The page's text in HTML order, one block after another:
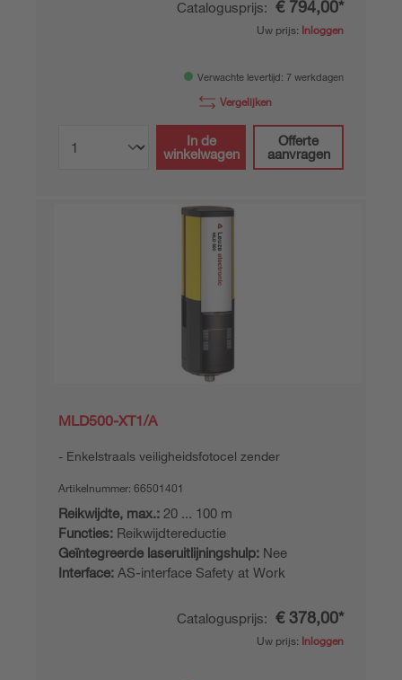
Catalogusprijs: € 794,00*
Uw prijs: Inloggen
Verwachte levertijd: 7 werkdagen
Vergelijken
In de
winkelwagen
Offerte
aanvragen
MLD500-XT1/A
Enkelstraals veiligheidsfotocel zender
Artikelnummer: 66501401
Reikwijdte, max.: 20 ... 100 m
Functies: Reikwijdtereductie
Geïntegreerde laseruitlijningshulp: Nee
Interface: AS-interface Safety at Work
Catalogusprijs: € 378,00*
Uw prijs: Inloggen